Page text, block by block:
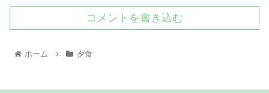
コメントを書き込む
ホーム 夕食